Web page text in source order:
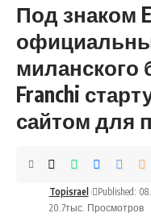
Под знаком
миланского
Franchi
сайтом для
Topisrael Published:
20.7тыс. Просмотров